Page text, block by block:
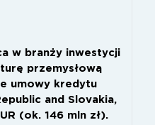
w branży inwestycji
przemysłową
umowy kredytu
and Slovakia,
(ok. 146 mln zł).